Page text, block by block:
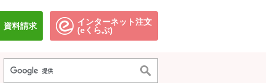
資料請求
別のウィンドウで開きます。
インターネット注文
(eくらぶ)別のウィンドウで開きます。